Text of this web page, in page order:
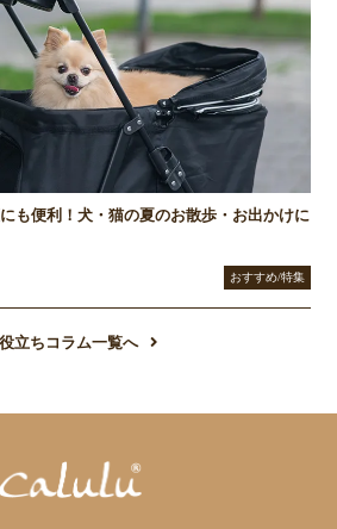
も便利！犬・猫の夏のお散歩・お出かけに
おすすめ/特集
立ちコラム一覧へ